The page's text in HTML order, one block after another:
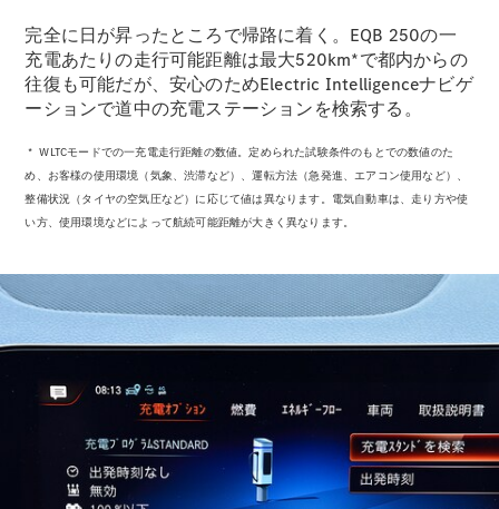
デザイン＆
サステナビ
リティ
スポンサー
CSR
メルセデ
ス・ベン
ツ
完全に日が昇ったところで帰路に着く。EQB 250の一
充電あたりの走行可能距離は最大520km*で都内からの
往復も可能だが、安心のためElectric Intelligenceナビゲ
ーションで道中の充電ステーションを検索する。
* WLTCモードでの一充電走行距離の数値。定められた試験条件のもとでの数値のた
め、お客様の使用環境（気象、渋滞など）、運転方法（急発進、エアコン使用など）、
整備状況（タイヤの空気圧など）に応じて値は異なります。電気自動車は、走り方や使
い方、使用環境などによって航続可能距離が大きく異なります。